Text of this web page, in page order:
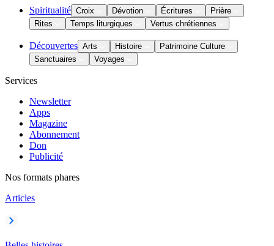
Spiritualité Croix Dévotion Écritures
Prière
Rites
Temps liturgiques Vertus chrétiennes
Découvertes Arts Histoire
Patrimoine Culture
Sanctuaires
Voyages
Services
Newsletter
Apps
Magazine
Abonnement
Don
Publicité
Nos formats phares
Articles